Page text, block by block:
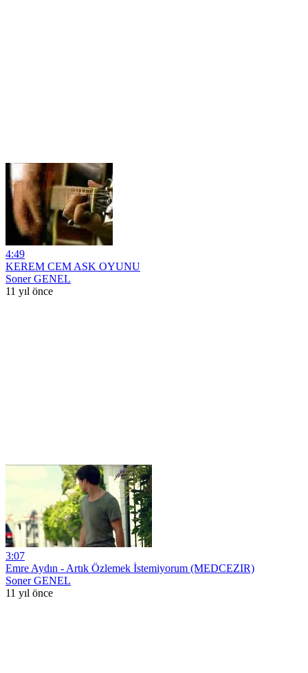
4:49
KEREM CEM ASK OYUNU
Soner GENEL
11 yıl önce
3:07
Emre Aydın - Artık Özlemek İstemiyorum (MEDCEZIR)
Soner GENEL
11 yıl önce